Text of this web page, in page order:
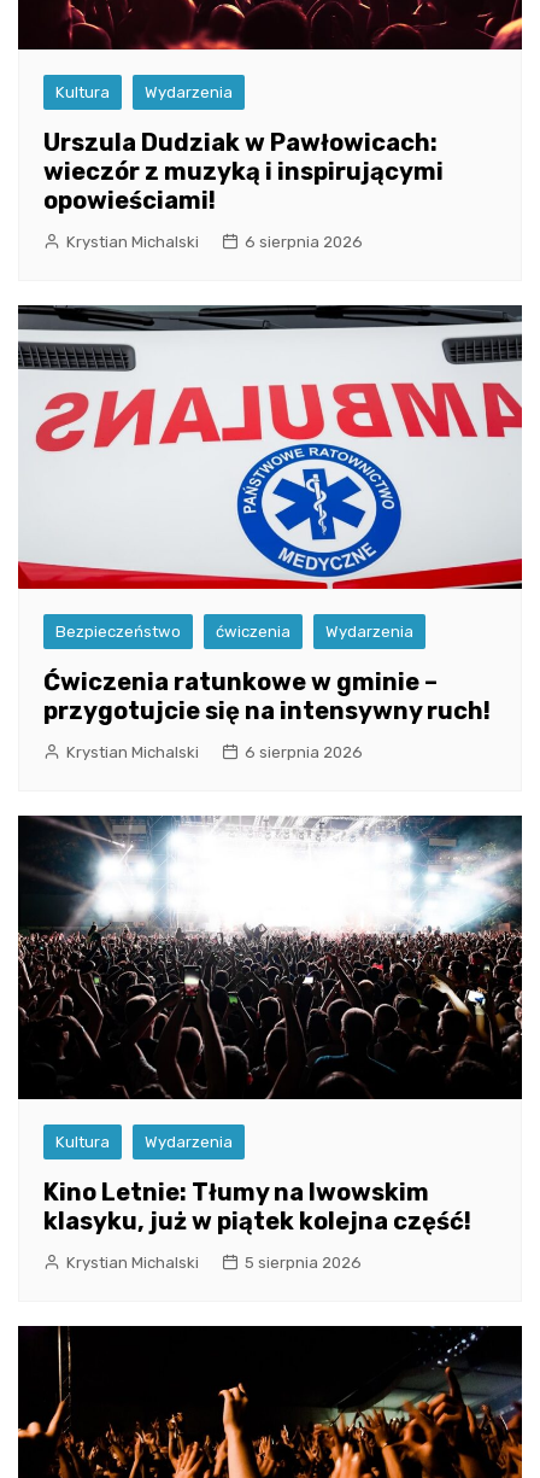
Kultura Wydarzenia
Urszula Dudziak w Pawłowicach:
wieczór z muzyką i inspirującymi
opowieściami!
Krystian Michalski 6 sierpnia 2026
Bezpieczeństwo ćwiczenia Wydarzenia
Ćwiczenia ratunkowe w gminie –
przygotujcie się na intensywny ruch!
Krystian Michalski 6 sierpnia 2026
Kultura Wydarzenia
Kino Letnie: Tłumy na lwowskim
klasyku, już w piątek kolejna część!
Krystian Michalski 5 sierpnia 2026